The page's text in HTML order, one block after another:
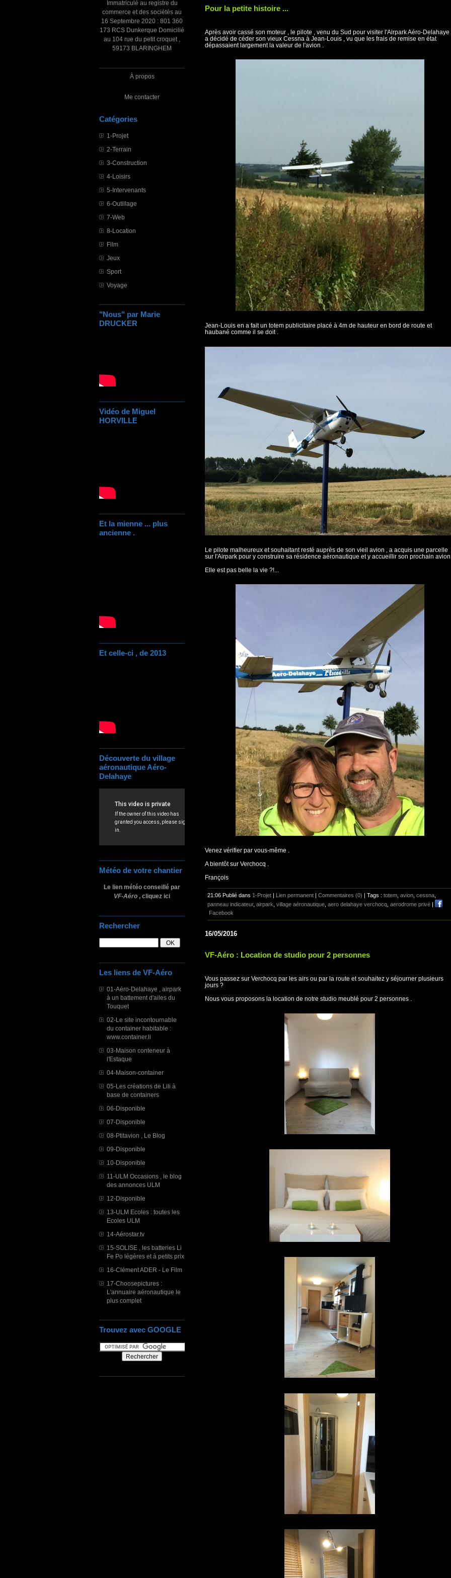
Immatriculé au registre du
commerce et des sociétés au
16 Septembre 2020 : 801 360
173 RCS Dunkerque Domicilié
au 104 rue du petit croquet ,
59173 BLARINGHEM
À propos
Me contacter
Catégories
1-Projet
2-Terrain
3-Construction
4-Loisirs
5-Intervenants
6-Outillage
7-Web
8-Location
Film
Jeux
Sport
Voyage
"Nous" par Marie
DRUCKER
Vidéo de Miguel
HORVILLE
Et la mienne ... plus
ancienne .
Et celle-ci , de 2013
Découverte du village
aéronautique Aéro-
Delahaye
Météo de votre chantier
Le lien météo conseillé par
VF-Aéro , cliquez ici
Rechercher
Les liens de VF-Aéro
01-Aéro-Delahaye , airpark
à un battement d'ailes du
Touquet
02-Le site incontournable
du container habitable :
www.container.li
03-Maison conteneur à
l'Estaque
04-Maison-container
05-Les créations de Lili à
base de containers
06-Disponible
07-Disponible
08-Ptitavion , Le Blog
09-Disponible
10-Disponible
11-ULM Occasions , le blog
des annonces ULM
12-Disponible
13-ULM Ecoles : toutes les
Ecoles ULM
14-Aérostar.tv
15-SOLISE , les batteries Li
Fe Po légères et à petits prix
16-Clément ADER - Le Film
17-Choosepictures :
L'annuaire aéronautique le
plus complet
Trouvez avec GOOGLE
Pour la petite histoire ...
Après avoir cassé son moteur , le pilote , venu du Sud pour visiter l'Airpark Aéro-Delahaye
a décidé de céder son vieux Cessna à Jean-Louis , vu que les frais de remise en état
dépassaient largement la valeur de l'avion .
Jean-Louis en a fait un totem publicitaire placé à 4m de hauteur en bord de route et
haubané comme il se doit .
Le pilote malheureux et souhaitant resté auprès de son vieil avion , a acquis une parcelle
sur l'Airpark pour y construire sa résidence aéronautique et y accueillir son prochain avion
Elle est pas belle la vie ?!...
Venez vérifier par vous-même .
A bientôt sur Verchocq .
François
21:06 Publié dans 1-Projet Lien permanent Commentaires (0) | Tags : totem avion cessna
panneau indicateur, airpark village aéronautique aero delahaye verchocq aerodrome privé
Facebook
16/05/2016
VF-Aéro : Location de studio pour 2 personnes
Vous passez sur Verchocq par les airs ou par la route et souhaitez y séjourner plusieurs
jours ?
Nous vous proposons la location de notre studio meublé pour 2 personnes .